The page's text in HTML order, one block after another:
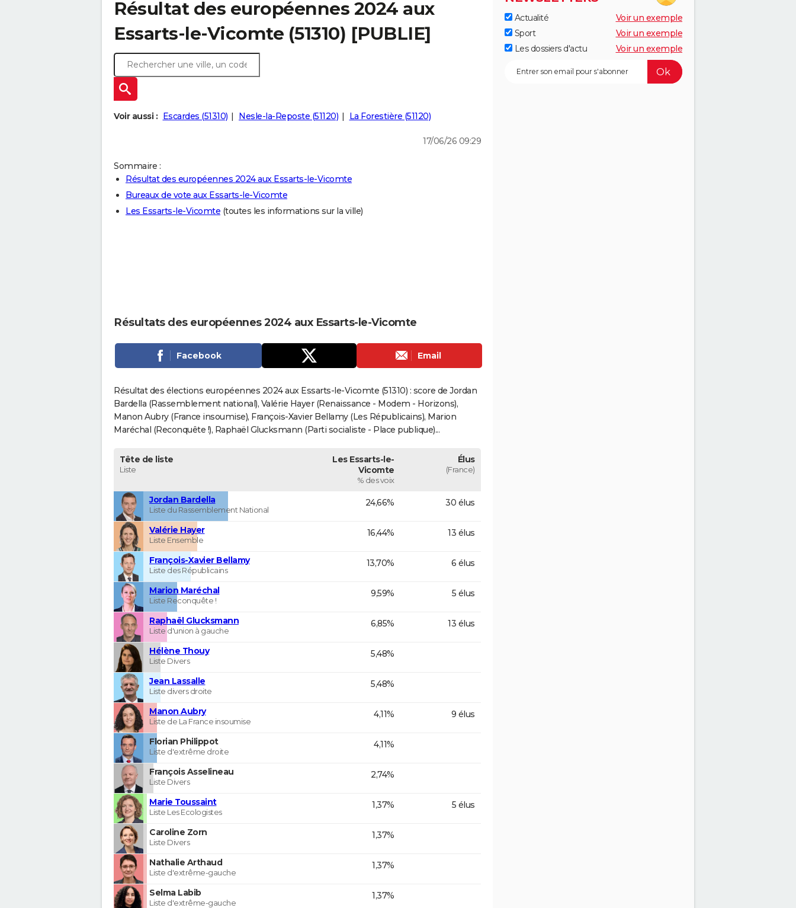
Résultat des européennes 2024 aux
Essarts-le-Vicomte (51310) [PUBLIE]
Voir aussi : Escardes (51310) Nesle-la-Reposte (51120) La Forestière (51120)
17/06/26 09:29
Sommaire :
Résultat des européennes 2024 aux Essarts-le-Vicomte
Bureaux de vote aux Essarts-le-Vicomte
Les Essarts-le-Vicomte (toutes les informations sur la ville)
Résultats des européennes 2024 aux Essarts-le-Vicomte
Facebook Email
Résultat des élections européennes 2024 aux Essarts-le-Vicomte (51310) : score de Jordan
Bardella (Rassemblement national), Valérie Hayer (Renaissance - Modem - Horizons),
Manon Aubry (France insoumise), François-Xavier Bellamy (Les Républicains), Marion
Maréchal (Reconquête !), Raphaël Glucksmann (Parti socialiste - Place publique)...
Tête de liste
Liste
Les Essarts-le-
Vicomte
% des voix
Élus
(France)
Jordan Bardella
Liste du Rassemblement National
24,66% 30 élus
Valérie Hayer
Liste Ensemble
16,44% 13 élus
François-Xavier Bellamy
Liste des Républicains
13,70% 6 élus
Marion Maréchal
Liste Reconquête !
9,59% 5 élus
Raphaël Glucksmann
Liste d'union à gauche
6,85% 13 élus
Hélène Thouy
Liste Divers
5,48%
Jean Lassalle
Liste divers droite
5,48%
Manon Aubry
Liste de La France insoumise
4,11% 9 élus
Florian Philippot
Liste d'extrême droite
4,11%
François Asselineau
Liste Divers
2,74%
Marie Toussaint
Liste Les Ecologistes
1,37% 5 élus
Caroline Zorn
Liste Divers
1,37%
Nathalie Arthaud
Liste d'extrême-gauche
1,37%
Selma Labib
Liste d'extrême-gauche
1,37%
Actualité
Voir un exemple
Sport
Voir un exemple
Les dossiers d'actu
Voir un exemple